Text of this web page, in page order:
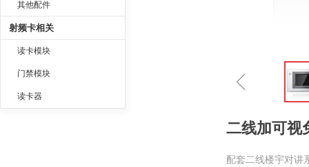
ꁆ
二线加可视
配套二线楼宇对讲
其他配件
射频卡相关
读卡模块
门禁模块
读卡器